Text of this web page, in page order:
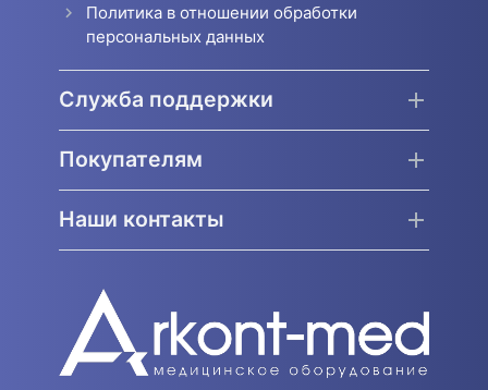
Политика в отношении обработки
персональных данных
Служба поддержки
Покупателям
Наши контакты